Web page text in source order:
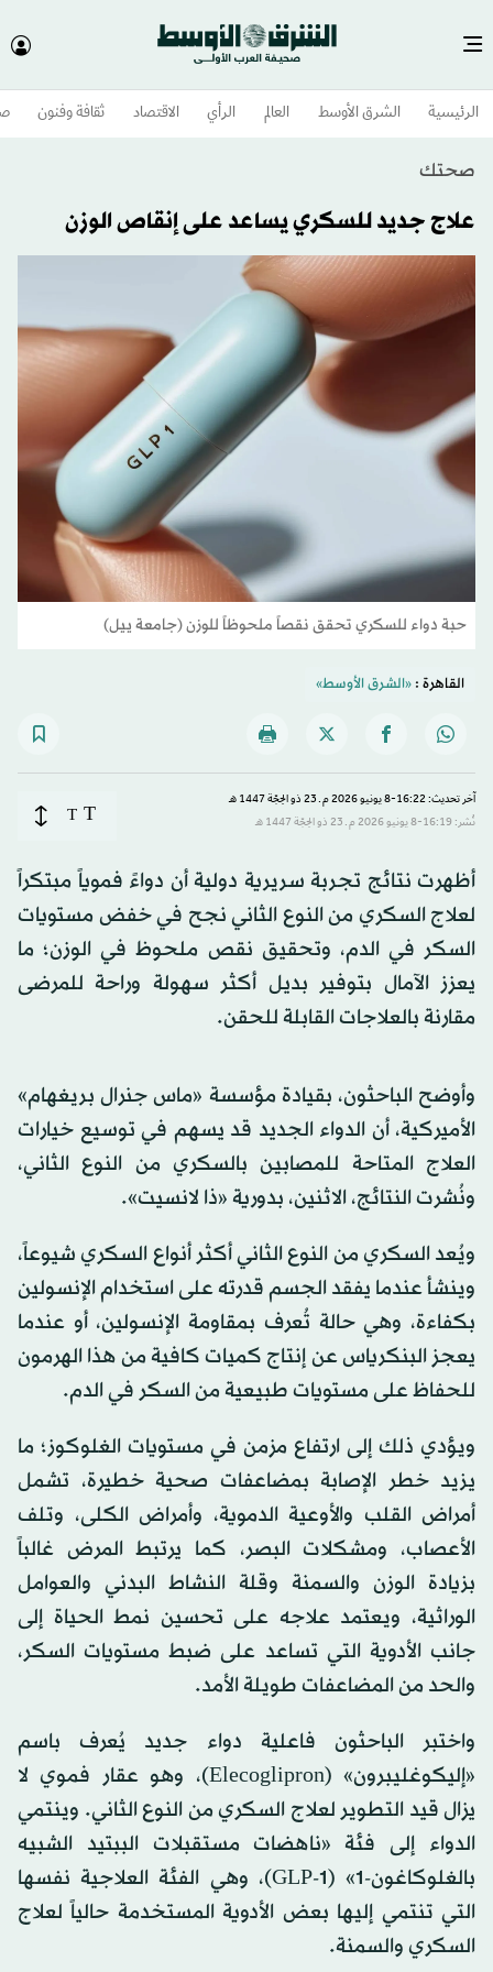
الرئيسية الشرق الأوسط​ العالم الرأي الاقتصاد ثقافة وفنون
صحتك
علاج جديد للسكري يساعد على إنقاص الوزن
حبة دواء للسكري تحقق نقصاً ملحوظاً للوزن (جامعة ييل)
القاهرة :«الشرق الأوسط»
آخر تحديث: 16:22-8 يونيو 2026 م ـ 23 ذو الحِجّة 1447 هـ
نُشر: 16:19-8 يونيو 2026 م ـ 23 ذو الحِجّة 1447 هـ
T
T
أظهرت نتائج تجربة سريرية دولية أن دواءً فموياً مبتكراً
لعلاج السكري من النوع الثاني نجح في خفض مستويات
السكر في الدم، وتحقيق نقص ملحوظ في الوزن؛ ما
يعزز الآمال بتوفير بديل أكثر سهولة وراحة للمرضى
مقارنة بالعلاجات القابلة للحقن.
وأوضح الباحثون، بقيادة مؤسسة «ماس جنرال بريغهام»
الأميركية، أن الدواء الجديد قد يسهم في توسيع خيارات
العلاج المتاحة للمصابين بالسكري من النوع الثاني،
ونُشرت النتائج، الاثنين، بدورية «ذا لانسيت».
ويُعد السكري من النوع الثاني أكثر أنواع السكري شيوعاً،
وينشأ عندما يفقد الجسم قدرته على استخدام الإنسولين
بكفاءة، وهي حالة تُعرف بمقاومة الإنسولين، أو عندما
يعجز البنكرياس عن إنتاج كميات كافية من هذا الهرمون
للحفاظ على مستويات طبيعية من السكر في الدم.
ويؤدي ذلك إلى ارتفاع مزمن في مستويات الغلوكوز؛ ما
يزيد خطر الإصابة بمضاعفات صحية خطيرة، تشمل
أمراض القلب والأوعية الدموية، وأمراض الكلى، وتلف
الأعصاب، ومشكلات البصر، كما يرتبط المرض غالباً
بزيادة الوزن والسمنة وقلة النشاط البدني والعوامل
الوراثية، ويعتمد علاجه على تحسين نمط الحياة إلى
جانب الأدوية التي تساعد على ضبط مستويات السكر،
والحد من المضاعفات طويلة الأمد.
واختبر الباحثون فاعلية دواء جديد يُعرف باسم
«إليكوغليبرون» (Elecoglipron)، وهو عقار فموي لا
يزال قيد التطوير لعلاج السكري من النوع الثاني. وينتمي
الدواء إلى فئة «ناهضات مستقبلات الببتيد الشبيه
بالغلوكاغون-1» (GLP-1)، وهي الفئة العلاجية نفسها
التي تنتمي إليها بعض الأدوية المستخدمة حالياً لعلاج
السكري والسمنة.